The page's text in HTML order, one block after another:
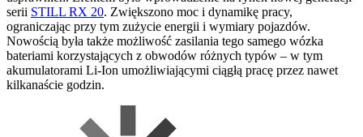
serii STILL RX 20. Zwiększono moc i dynamikę pracy,
ograniczając przy tym zużycie energii i wymiary pojazdów.
Nowością była także możliwość zasilania tego samego wózka
bateriami korzystających z obwodów różnych typów – w tym
akumulatorami Li-Ion umożliwiającymi ciągłą pracę przez nawet
kilkanaście godzin.